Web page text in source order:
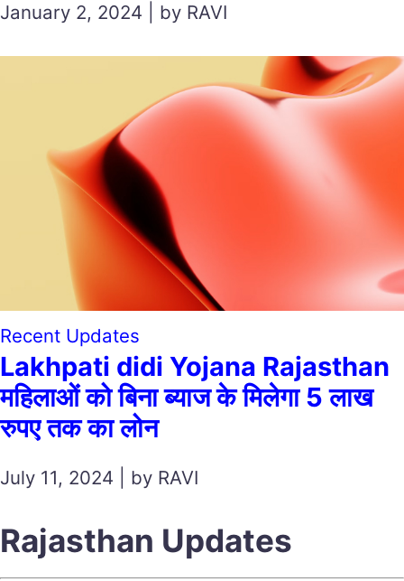
January 2, 2024 | by RAVI
Recent Updates
Lakhpati didi Yojana Rajasthan
महिलाओं को बिना ब्याज के मिलेगा 5 लाख
रुपए तक का लोन
July 11, 2024 | by RAVI
Rajasthan Updates